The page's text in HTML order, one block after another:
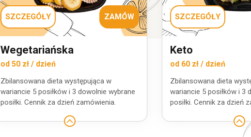
SZCZEGÓŁY
Wegetariańska
od 50 zł / dzień
ZAMÓW
Zbilansowana dieta występująca w
wariancie 5 posiłków i 3 dowolnie wybrane
posiłki. Cennik za dzień zamówienia.
SZCZEGÓŁY
Keto
od 60 zł / dzień
Zbilansowana dieta
wariancie 5 posiłków i 3
posiłki. Cennik za dzień